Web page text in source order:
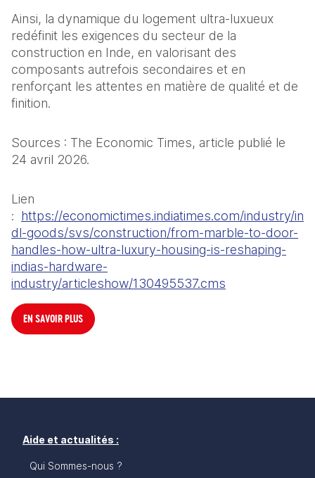
Ainsi, la dynamique du logement ultra-luxueux
redéfinit les exigences du secteur de la
construction en Inde, en valorisant des
composants autrefois secondaires et en
renforçant les attentes en matière de qualité et de
finition.
Sources : The Economic Times, article publié le
24 avril 2026.
Lien
: https://economictimes.indiatimes.com/industry/in
dl-goods/svs/construction/from-marble-to-door-
handles-how-ultra-luxury-housing-is-reshaping-
indias-hardware-
industry/articleshow/130495537.cms
EN SAVOIR PLUS
Aide et actualités :
Qui Sommes-nous ?